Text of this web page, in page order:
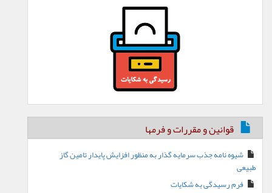
قوانین و مقررات و فرمها
شیوه نامه جذب سرمایه گذار به منظور افزایش پایدار تامین گاز
طبیعی
فرم رسیدگی به شکایات